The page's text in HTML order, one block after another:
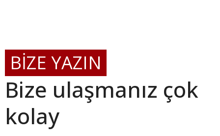
BİZE YAZIN
Bize ulaşmanız çok
kolay